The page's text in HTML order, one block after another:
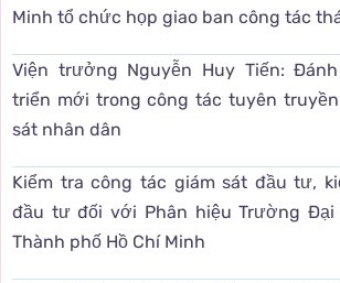
Minh tổ chức họp giao ban công tác
Viện trưởng Nguyễn Huy Tiến:
triển mới trong công tác tuyên
sát nhân dân
Kiểm tra công tác giám sát đầu tư,
đầu tư đối với Phân hiệu Trường Đại
Thành phố Hồ Chí Minh